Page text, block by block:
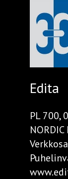
Edita
PL 700,